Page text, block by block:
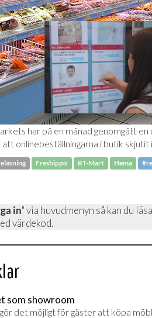
har på en månad genomgått
onlinebeställningarna i butik skjutit
Freshippo RT-Mart Hema
in" via huvudmenyn så kan du
värdekod.
som showroom
gör det möjligt för gäster att köpa